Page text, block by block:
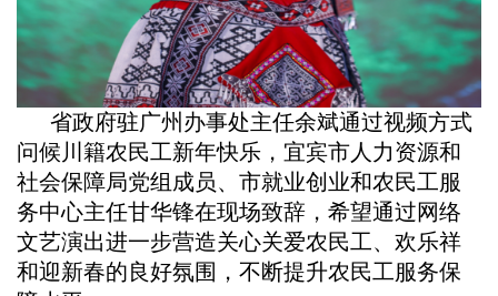
省政府驻广州办事处主任余斌通过视频方式
问候川籍农民工新年快乐，宜宾市人力资源和
社会保障局党组成员、市就业创业和农民工服
务中心主任甘华锋在现场致辞，希望通过网络
文艺演出进一步营造关心关爱农民工、欢乐祥
和迎新春的良好氛围，不断提升农民工服务保